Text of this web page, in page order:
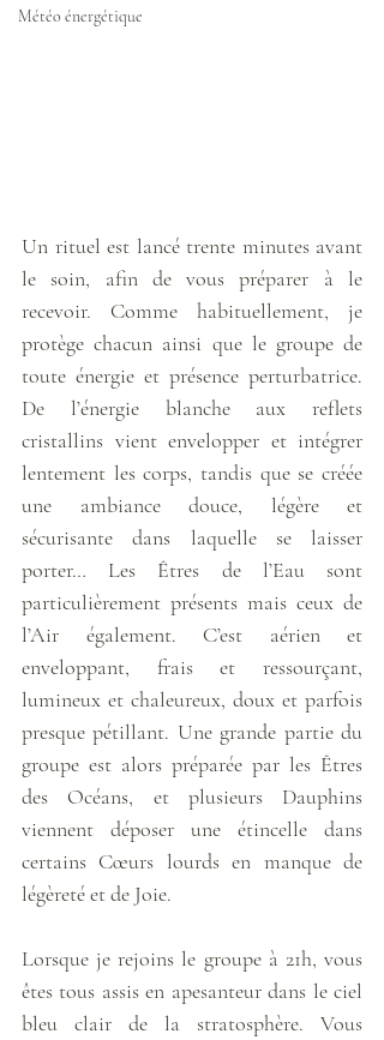
Météo énergétique
Un rituel est lancé trente minutes avant
le soin, afin de vous préparer à le
recevoir. Comme habituellement, je
protège chacun ainsi que le groupe de
toute énergie et présence perturbatrice.
De l’énergie blanche aux reflets
cristallins vient envelopper et intégrer
lentement les corps, tandis que se créée
une ambiance douce, légère et
sécurisante dans laquelle se laisser
porter… Les Êtres de l’Eau sont
particulièrement présents mais ceux de
l’Air également. C’est aérien et
enveloppant, frais et ressourçant,
lumineux et chaleureux, doux et parfois
presque pétillant. Une grande partie du
groupe est alors préparée par les Êtres
des Océans, et plusieurs Dauphins
viennent déposer une étincelle dans
certains Cœurs lourds en manque de
légèreté et de Joie.
Lorsque je rejoins le groupe à 21h, vous
êtes tous assis en apesanteur dans le ciel
bleu clair de la stratosphère. Vous